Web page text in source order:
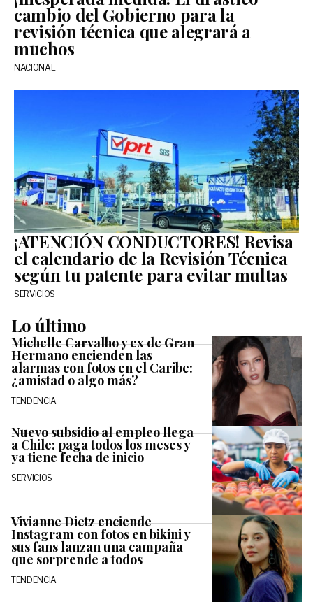
cambio del Gobierno para la
revisión técnica que alegrará a
muchos
NACIONAL
¡ATENCIÓN CONDUCTORES! Revisa
el calendario de la Revisión Técnica
según tu patente para evitar multas
SERVICIOS
Lo último
Michelle Carvalho y ex de Gran
Hermano encienden las
alarmas con fotos en el Caribe:
¿amistad o algo más?
TENDENCIA
Nuevo subsidio al empleo llega
a Chile: paga todos los meses y
ya tiene fecha de inicio
SERVICIOS
Vivianne Dietz enciende
Instagram con fotos en bikini y
sus fans lanzan una campaña
que sorprende a todos
TENDENCIA